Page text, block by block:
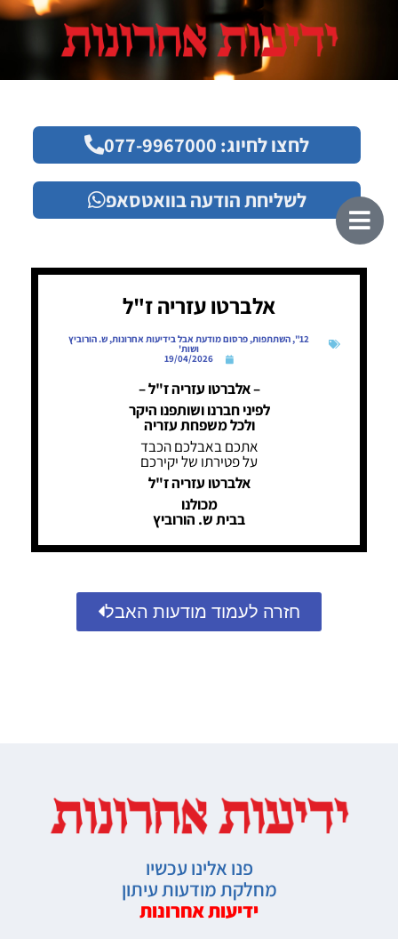
לחצו לחיוג: 077-9967000
לשליחת הודעה בוואטסאפ
אלברטו עזריה ז"ל
12"
,השתתפות,פרסום מודעת אבל בידיעות אחרונות,ש. הורוביץ
ושות'
19/04/2026
– אלברטו עזריה ז"ל –
לפיני חברנו ושותפנו היקר
ולכל משפחת עזריה
אתכם באבלכם הכבד
על פטירתו של יקירכם
אלברטו עזריה ז"ל
מכולנו
בבית ש. הורוביץ
חזרה לעמוד מודעות האבל
פנו אלינו עכשיו
מחלקת מודעות עיתון
ידיעות אחרונות